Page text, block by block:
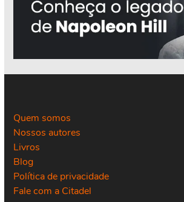
Quem somos
Nossos autores
Livros
Blog
Política de privacidade
Fale com a Citadel